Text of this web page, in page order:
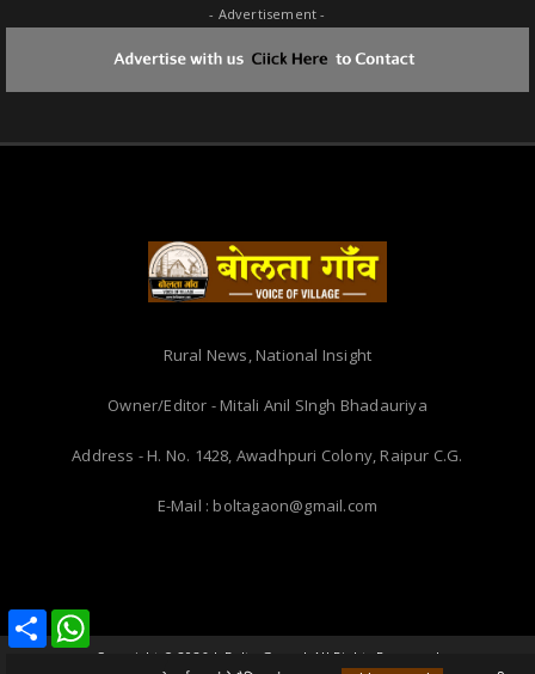
Share
Share
- Advertisement -
Rural News, National Insight
Owner/Editor - Mitali Anil SIngh Bhadauriya
Address - H. No. 1428, Awadhpuri Colony, Raipur C.G.
E-Mail : boltagaon@gmail.com
Copyright ©2026 | Bolta Gaon | All Rights Reserved